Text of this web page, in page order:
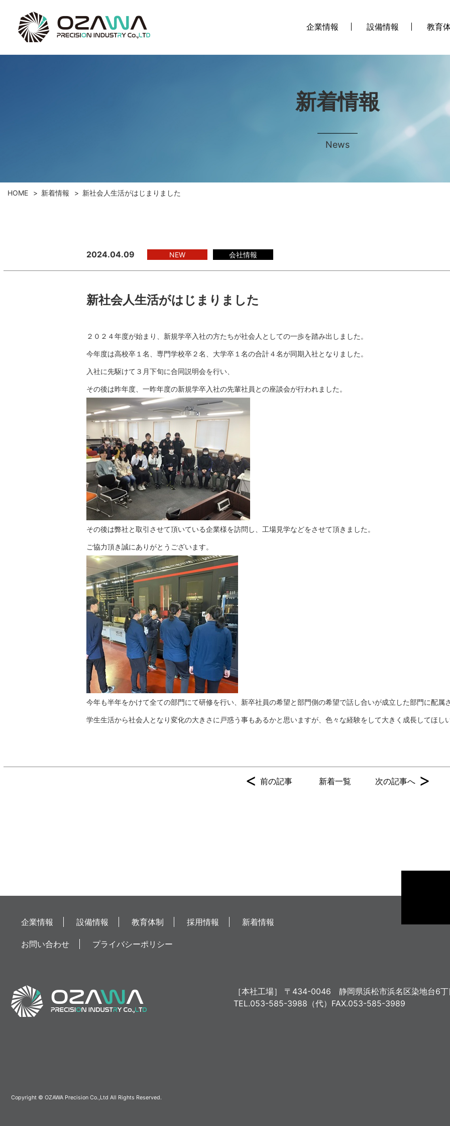
企業情報 設備情報 教育
新着情報
News
HOME 新着情報 新社会人生活がはじまりました
2024.04.09 NEW 会社情報
新社会人生活がはじまりました
２０２４年度が始まり、新規学卒入社の方たちが社会人としての一歩を踏み出しました。
今年度は高校卒１名、専門学校卒２名、大学卒１名の合計４名が同期入社となりました。
入社に先駆けて３月下旬に合同説明会を行い、
その後は昨年度、一昨年度の新規学卒入社の先輩社員との座談会が行われました。
その後は弊社と取引させて頂いている企業様を訪問し、工場見学などをさせて頂きました。
ご協力頂き誠にありがとうございます。
今年も半年をかけて全ての部門にて研修を行い、新卒社員の希望と部門側の希望で話し合いが成立した部門に配属さ
学生生活から社会人となり変化の大きさに戸惑う事もあるかと思いますが、色々な経験をして大きく成長してほしい
< 前の記事 新着一覧 次の記事へ >
企業情報 設備情報 教育体制 採用情報 新着情報
お問い合わせ プライバシーポリシー
［本社工場］ 〒434-0046静岡県浜松市浜名区染地台6
TEL.053-585-3988（代） FAX.053-585-3989
Copyright © OZAWA Precision Co.,Ltd All Rights Reserved.